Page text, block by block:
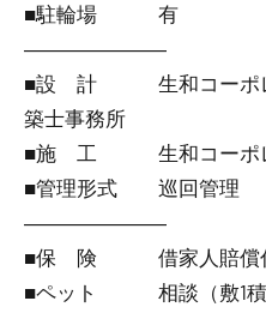
■駐輪場 有
―――――――
■設 計 生和コーポレ
築士事務所
■施 工 生和コーポレ
■管理形式 巡回管理
―――――――
■保 険 借家人賠償付
■ペット 相談（敷1積